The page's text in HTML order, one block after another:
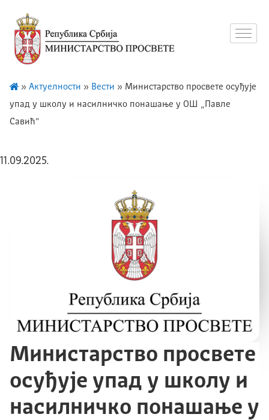
» Актуелности » Вести » Министарство просвете осуђује
упад у школу и насилничко понашање у ОШ „Павле
Савић“
11.09.2025.
Министарство просвете
осуђује упад у школу и
насилничко понашање у